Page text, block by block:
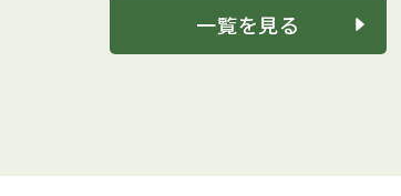
一覧を見る